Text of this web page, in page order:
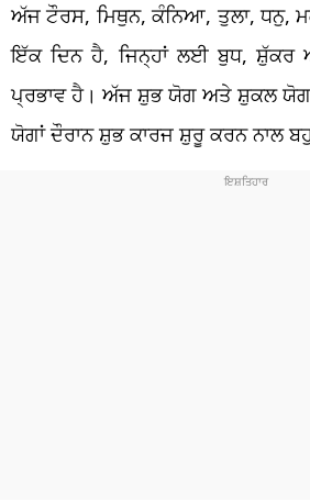
ਅੱਜ ਟੌਰਸ, ਮਿਥੁਨ, ਕੰਨਿਆ, ਤੁਲਾ, ਧਨੁ,
ਇੱਕ ਦਿਨ ਹੈ, ਜਿਨ੍ਹਾਂ ਲਈ ਬੁਧ, ਸ਼ੁੱਕਰ
ਪ੍ਰਭਾਵ ਹੈ। ਅੱਜ ਸ਼ੁਭ ਯੋਗ ਅਤੇ ਸ਼ੁਕਲ
ਯੋਗਾਂ ਦੌਰਾਨ ਸ਼ੁਭ ਕਾਰਜ ਸ਼ੁਰੂ ਕਰਨ ਨਾਲ